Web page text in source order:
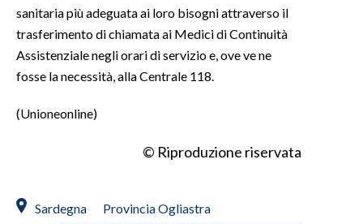
sanitaria più adeguata ai loro bisogni attraverso il
trasferimento di chiamata ai Medici di Continuità
Assistenziale negli orari di servizio e, ove ve ne
fosse la necessità, alla Centrale 118.
(Unioneonline)
© Riproduzione riservata
Sardegna Provincia Ogliastra